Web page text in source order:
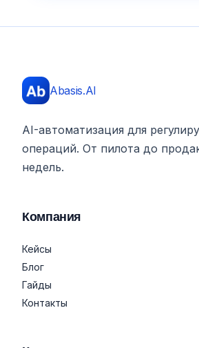
Abasis.AI
AI-автоматизация для
операций. От пилота до
недель.
Компания
Кейсы
Блог
Гайды
Контакты